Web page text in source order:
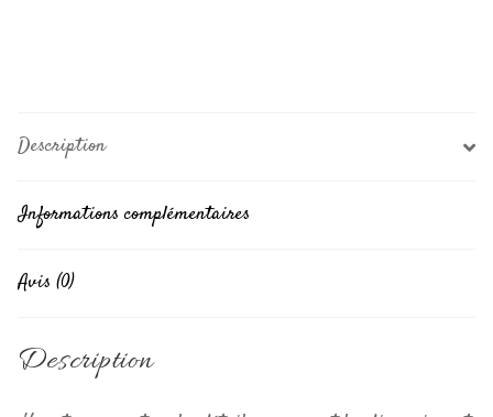
Description
Informations complémentaires
Avis (0)
Description